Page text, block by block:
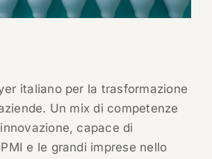
italiano per la trasformazione
Un mix di competenze
capace di
e le grandi imprese nello